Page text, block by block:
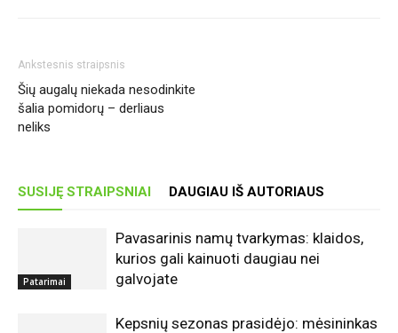
Ankstesnis straipsnis
Šių augalų niekada nesodinkite
šalia pomidorų – derliaus
neliks
SUSIJĘ STRAIPSNIAI DAUGIAU IŠ AUTORIAUS
Patarimai
Pavasarinis namų tvarkymas: klaidos,
kurios gali kainuoti daugiau nei
galvojate
Kepsnių sezonas prasidėjo: mėsininkas